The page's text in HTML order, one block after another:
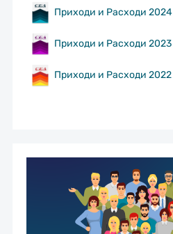
Приходи и Расходи 2024
Приходи и Расходи 2023
Приходи и Расходи 2022